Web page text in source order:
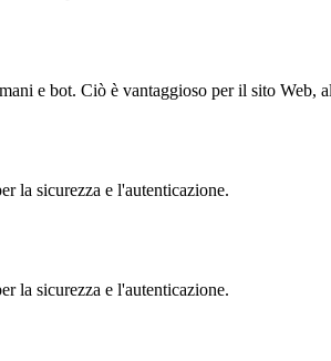
e bot. Ciò è vantaggioso per il sito
la sicurezza e l'autenticazione.
la sicurezza e l'autenticazione.